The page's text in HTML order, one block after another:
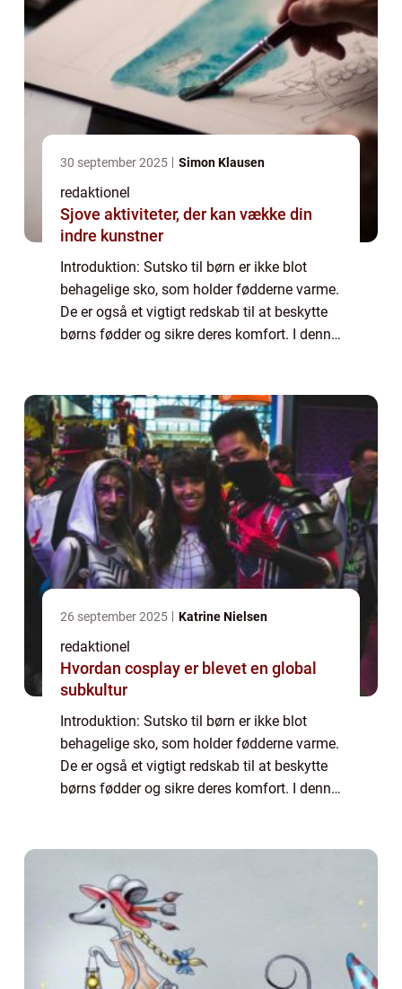
30 september 2025 Simon Klausen
redaktionel
Sjove aktiviteter, der kan vække din
indre kunstner
Introduktion: Sutsko til børn er ikke blot
behagelige sko, som holder fødderne varme.
De er også et vigtigt redskab til at beskytte
børns fødder og sikre deres komfort. I denne
26 september 2025 Katrine Nielsen
redaktionel
Hvordan cosplay er blevet en global
subkultur
Introduktion: Sutsko til børn er ikke blot
behagelige sko, som holder fødderne varme.
De er også et vigtigt redskab til at beskytte
børns fødder og sikre deres komfort. I denne